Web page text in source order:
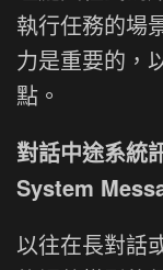
執行任務的場
力是重要的，
點。
對話中途系統
System
以往在長對話